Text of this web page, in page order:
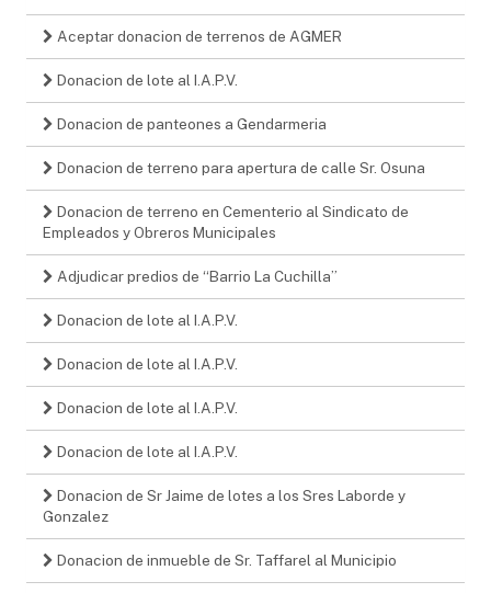
Aceptar donacion de terrenos de AGMER
Donacion de lote al I.A.P.V.
Donacion de panteones a Gendarmeria
Donacion de terreno para apertura de calle Sr. Osuna
Donacion de terreno en Cementerio al Sindicato de
Empleados y Obreros Municipales
Adjudicar predios de “Barrio La Cuchilla”
Donacion de lote al I.A.P.V.
Donacion de lote al I.A.P.V.
Donacion de lote al I.A.P.V.
Donacion de lote al I.A.P.V.
Donacion de Sr Jaime de lotes a los Sres Laborde y
Gonzalez
Donacion de inmueble de Sr. Taffarel al Municipio